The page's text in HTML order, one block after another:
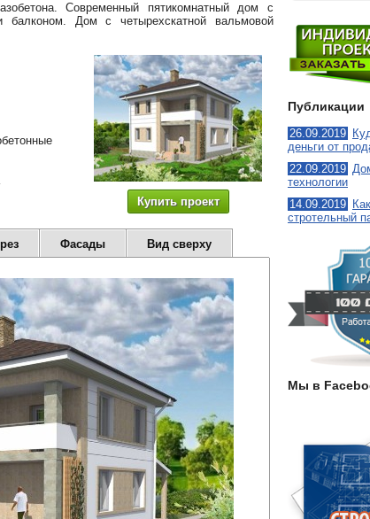
Публикации
26.09.2019
деньги от
22.09.2019
технологии
14.09.2019
стротельный
Мы в
Современный пятикомнатный дом с
Дом с четырехскатной вальмовой
Купить проект
Фасады Вид сверху